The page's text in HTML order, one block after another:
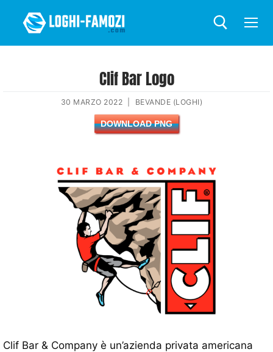
Clif Bar Logo
30 MARZO 2022 BEVANDE (LOGHI)
DOWNLOAD PNG
Clif Bar & Company è un’azienda privata americana